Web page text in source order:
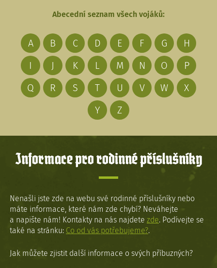
Abecední seznam všech vojáků:
A B C D E F G
H
I
J K L M N O
P
Q
R S T U V W
X
Y
Z
Informace pro rodinné příslušníky
Nenašli jste zde na webu své rodinné příslušníky nebo
máte informace, které nám zde chybí? Neváhejte
a napište nám! Kontakty na nás najdete zde. Podívejte se
také na stránku: Co od vás potřebujeme?.
Jak můžete zjistit další informace o svých příbuzných?